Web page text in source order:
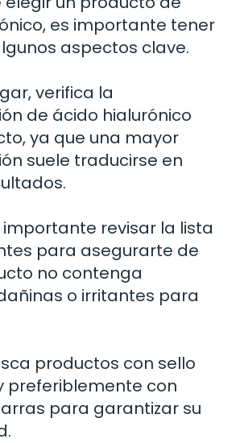
es importante tener
aspectos clave.
verifica la
de ácido hialurónico
ya que una mayor
suele traducirse en
revisar la lista
para asegurarte de
no contenga
o irritantes para
productos con sello
preferiblemente con
para garantizar su